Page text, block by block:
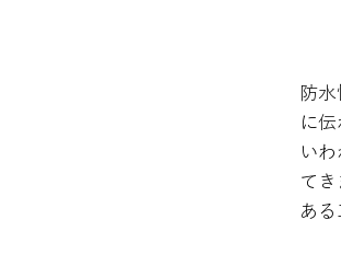
防
に
い
て
あ